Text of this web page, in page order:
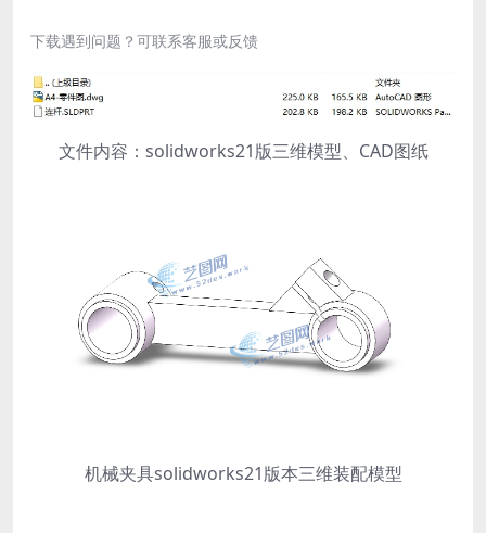
下载遇到问题？可联系客服或反馈
文件内容：solidworks21版三维模型、CAD图纸
机械夹具solidworks21版本三维装配模型